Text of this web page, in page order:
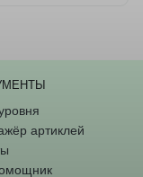
артиклей